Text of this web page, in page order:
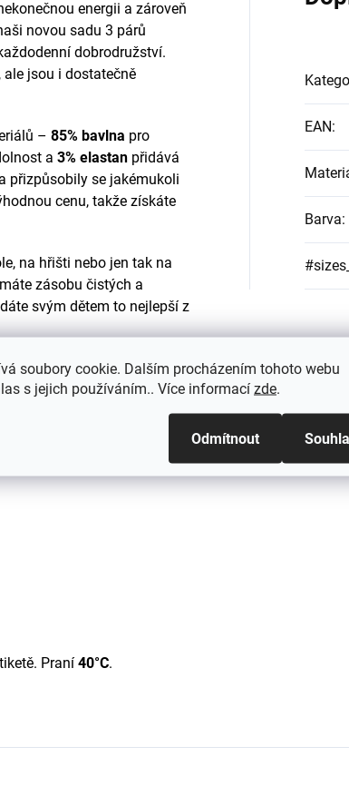
soubory cookie. Dalším procházením tohoto webu
s jejich používáním.. Více informací zde.
Odmítnout
energii a zároveň
novou sadu 3 párů
dobrodružství.
, ale jsou i dostatečně
– 85% bavlna pro
a 3% elastan přidává
přizpůsobily se jakémukoli
cenu, takže získáte
na hřišti nebo jen tak na
zásobu čistých a
svým dětem to nejlepší z
Pokud dítě nenosí boty,
Praní 40°C.
EAN:
Barva: